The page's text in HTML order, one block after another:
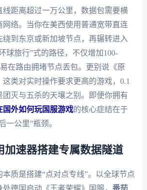
线距离超过一万公里，数据包需要横
网络。当你在美西使用普通宽带直连
绕到东京或新加坡节点，再辗转进入
球旅行”式的路径，不仅增加100-
在路由拥堵节点丢包。更别说《原
类对实时操作要求更高的游戏，0.1
团灭与五杀的天壤之别。即便你拥有
国外如何玩国服游戏的核心症结在于
一公里”瓶颈。
加速器搭建专属数据隧道
质是搭建“点对点专线”。以全球节点